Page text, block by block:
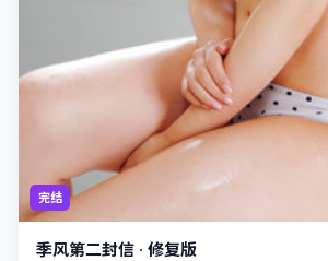
完结
季风第二封信 · 修复版